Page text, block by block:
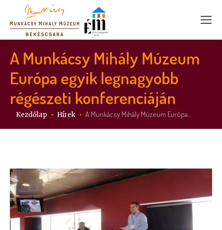
A Munkácsy Mihály Múzeum
Európa egyik legnagyobb
régészeti konferenciáján
Itt vagy:
Kezdőlap Hírek A Munkácsy Mihály Múzeum Európa…